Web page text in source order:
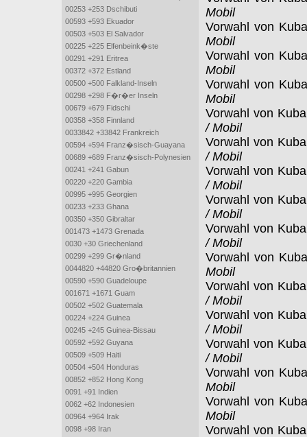
00253 +253 Dschibuti
00593 +593 Ekuador
00503 +503 El Salvador
00225 +225 Elfenbeink�ste
00291 +291 Eritrea
00372 +372 Estland
00500 +500 Falkland-Inseln
00298 +298 F�r�er Inseln
00679 +679 Fidschi
00358 +358 Finnland
0033842 +33842 Frankreich
00594 +594 Franz�sisch-Guayana
00689 +689 Franz�sisch-Polynesien
00241 +241 Gabun
00220 +220 Gambia
00995 +995 Georgien
00233 +233 Ghana
00350 +350 Gibraltar
001473 +1473 Grenada
0030 +30 Griechenland
00299 +299 Gr�nland
0044820 +44820 Gro�britannien
00590 +590 Guadeloupe
001671 +1671 Guam
00502 +502 Guatemala
00224 +224 Guinea
00245 +245 Guinea-Bissau
00592 +592 Guyana
00509 +509 Haiti
00504 +504 Honduras
00852 +852 Hong Kong
0091 +91 Indien
0062 +62 Indonesien
00964 +964 Irak
0098 +98 Iran
Mobil
Vorwahl von
Mobil
Vorwahl von
Mobil
Vorwahl von
Mobil
Vorwahl von
/ Mobil
Vorwahl von
/ Mobil
Vorwahl von
/ Mobil
Vorwahl von
/ Mobil
Vorwahl von
/ Mobil
Vorwahl von
Mobil
Vorwahl von
/ Mobil
Vorwahl von
/ Mobil
Vorwahl von
/ Mobil
Vorwahl von
Mobil
Vorwahl von
Mobil
Vorwahl von